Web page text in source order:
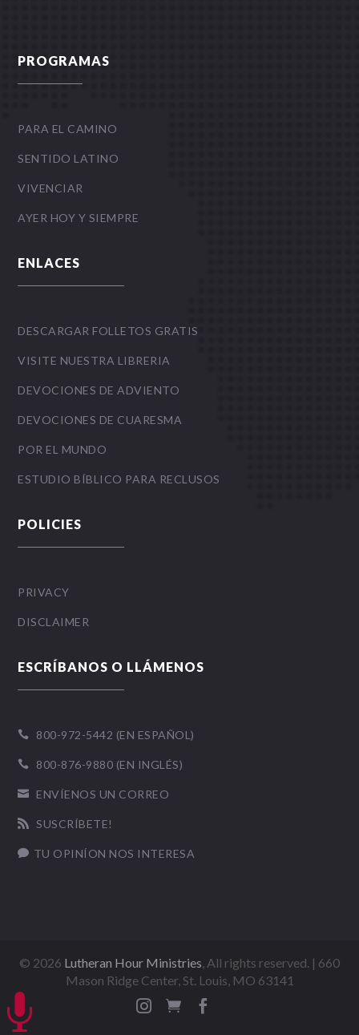
PROGRAMAS
PARA EL CAMINO
SENTIDO LATINO
VIVENCIAR
AYER HOY Y SIEMPRE
ENLACES
DESCARGAR FOLLETOS GRATIS
VISITE NUESTRA LIBRERIA
DEVOCIONES DE ADVIENTO
DEVOCIONES DE CUARESMA
POR EL MUNDO
ESTUDIO BÍBLICO PARA RECLUSOS
POLICIES
PRIVACY
DISCLAIMER
ESCRÍBANOS O LLÁMENOS
 800-972-5442 (EN ESPAÑOL)
 800-876-9880 (EN INGLÉS)
 ENVÍENOS UN CORREO
 SUSCRÍBETE!
 TU OPINÍON NOS INTERESA
© 2026 Lutheran Hour Ministries, All rights reserved. | 660
Mason Ridge Center, St. Louis, MO 63141

 
